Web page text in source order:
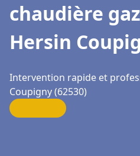
chaudière
Hersin
Intervention rapide et
Coupigny (62530)